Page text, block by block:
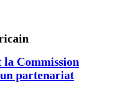
Commission
partenariat